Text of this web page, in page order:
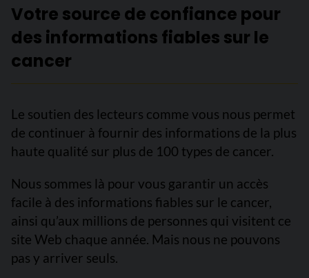
Votre source de confiance pour
des informations fiables sur le
cancer
Le soutien des lecteurs comme vous nous permet
de continuer à fournir des informations de la plus
haute qualité sur plus de 100 types de cancer.
Nous sommes là pour vous garantir un accès
facile à des informations fiables sur le cancer,
ainsi qu’aux millions de personnes qui visitent ce
site Web chaque année. Mais nous ne pouvons
pas y arriver seuls.